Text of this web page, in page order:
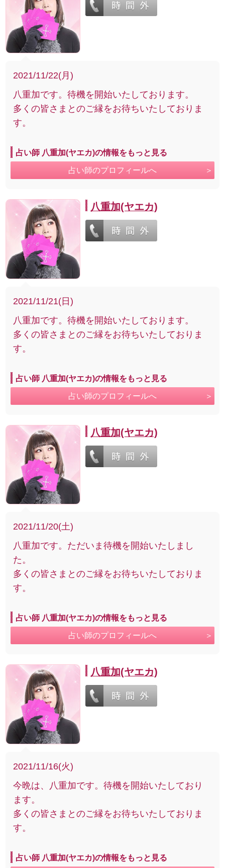
2021/11/22(月)
八重加です。待機を開始いたしております。
多くの皆さまとのご縁をお待ちいたしておりま
す。
占い師 八重加(ヤエカ)の情報をもっと見る
占い師のプロフィールへ
八重加(ヤエカ)
2021/11/21(日)
八重加です。待機を開始いたしております。
多くの皆さまとのご縁をお待ちいたしておりま
す。
占い師 八重加(ヤエカ)の情報をもっと見る
占い師のプロフィールへ
八重加(ヤエカ)
2021/11/20(土)
八重加です。ただいま待機を開始いたしまし
た。
多くの皆さまとのご縁をお待ちいたしておりま
す。
占い師 八重加(ヤエカ)の情報をもっと見る
占い師のプロフィールへ
八重加(ヤエカ)
2021/11/16(火)
今晩は、八重加です。待機を開始いたしており
ます。
多くの皆さまとのご縁をお待ちいたしておりま
す。
占い師 八重加(ヤエカ)の情報をもっと見る